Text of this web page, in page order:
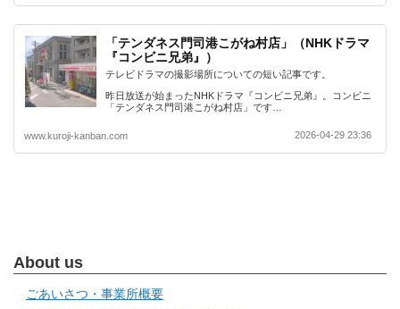
「テンダネス門司港こがね村店」（NHKドラマ
『コンビニ兄弟』）
テレビドラマの撮影場所についての短い記事です。
昨日放送が始まったNHKドラマ『コンビニ兄弟』。コンビニ
「テンダネス門司港こがね村店」です…
www.kuroji-kanban.com 2026-04-29 23:36
About us
ごあいさつ・事業所概要